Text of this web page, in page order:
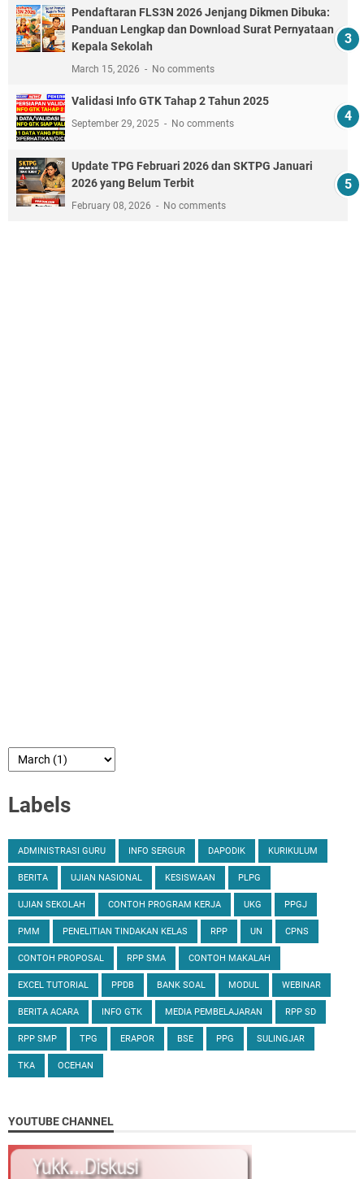
Pendaftaran FLS3N 2026 Jenjang Dikmen Dibuka:
Panduan Lengkap dan Download Surat Pernyataan
Kepala Sekolah
March 15, 2026 No comments
Validasi Info GTK Tahap 2 Tahun 2025
September 29, 2025 No comments
Update TPG Februari 2026 dan SKTPG Januari
2026 yang Belum Terbit
February 08, 2026 No comments
Labels
ADMINISTRASI GURU INFO SERGUR DAPODIK KURIKULUM
BERITA UJIAN NASIONAL KESISWAAN PLPG
UJIAN SEKOLAH CONTOH PROGRAM KERJA UKG PPGJ
PMM PENELITIAN TINDAKAN KELAS RPP UN CPNS
CONTOH PROPOSAL RPP SMA CONTOH MAKALAH
EXCEL TUTORIAL PPDB BANK SOAL MODUL WEBINAR
BERITA ACARA INFO GTK MEDIA PEMBELAJARAN RPP SD
RPP SMP TPG ERAPOR BSE PPG SULINGJAR
TKA OCEHAN
YOUTUBE CHANNEL